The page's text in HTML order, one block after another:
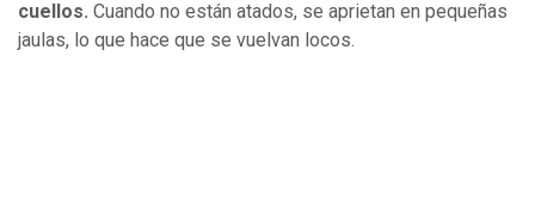
cuellos. Cuando no están atados, se aprietan en pequeñas
jaulas, lo que hace que se vuelvan locos.